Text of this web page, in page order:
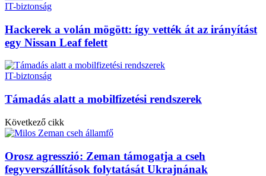
IT-biztonság
Hackerek a volán mögött: így vették át az irányítást
egy Nissan Leaf felett
IT-biztonság
Támadás alatt a mobilfizetési rendszerek
Következő cikk
Orosz agresszió: Zeman támogatja a cseh
fegyverszállítások folytatását Ukrajnának